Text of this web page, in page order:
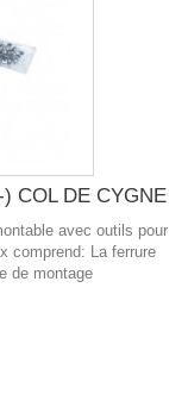
COL DE CYGNE
avec outils pour
comprend: La ferrure
de montage